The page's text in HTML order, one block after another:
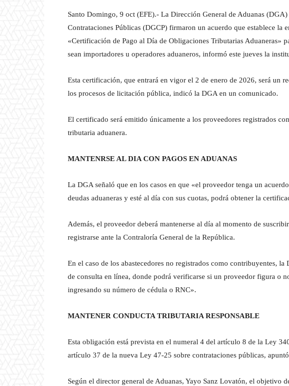
Santo Domingo, 9 oct (EFE).- La Dirección General de Aduanas
Contrataciones Públicas (DGCP) firmaron un acuerdo que establece la
«Certificación de Pago al Día de Obligaciones Tributarias Aduaneras»
sean importadores u operadores aduaneros, informó este jueves la
Esta certificación, que entrará en vigor el 2 de enero de 2026, será un
los procesos de licitación pública, indicó la DGA en un comunicado.
El certificado será emitido únicamente a los proveedores registrados
tributaria aduanera.
MANTENRSE AL DIA CON PAGOS EN ADUANAS
La DGA señaló que en los casos en que «el proveedor tenga un
deudas aduaneras y esté al día con sus cuotas, podrá obtener la
Además, el proveedor deberá mantenerse al día al momento de
registrarse ante la Contraloría General de la República.
En el caso de los abastecedores no registrados como contribuyentes,
de consulta en línea, donde podrá verificarse si un proveedor figura o
ingresando su número de cédula o RNC».
MANTENER CONDUCTA TRIBUTARIA RESPONSABLE
Esta obligación está prevista en el numeral 4 del artículo 8 de la Ley
artículo 37 de la nueva Ley 47-25 sobre contrataciones públicas,
Según el director general de Aduanas, Yayo Sanz Lovatón, el objetivo